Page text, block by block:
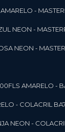
-
NEON -
NEON -
AMARELO -
- COLACRIL
NEON -